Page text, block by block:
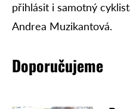
přihlásit i samotný
Andrea Muzikantová.
Doporučujeme